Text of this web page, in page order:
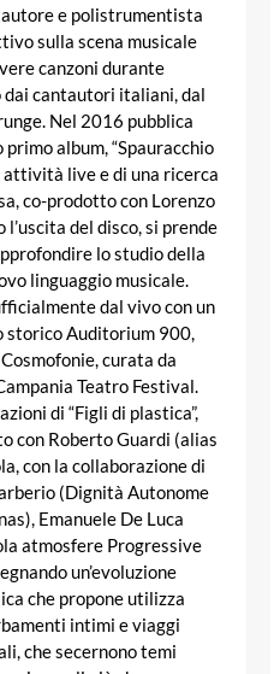
e polistrumentista
sulla scena musicale
canzoni durante
dai cantautori italiani, dal
Nel 2016 pubblica
album, “Spauracchio
attività live e di una ricerca
co-prodotto con Lorenzo
l’uscita del disco, si prende
lo studio della
linguaggio musicale.
dal vivo con un
storico Auditorium 900,
curata da
Teatro Festival.
di “Figli di plastica”,
con Roberto Guardi (alias
con la collaborazione di
(Dignità Autonome
Emanuele De Luca
atmosfere Progressive
un’evoluzione
che propone utilizza
intimi e viaggi
che secernono temi